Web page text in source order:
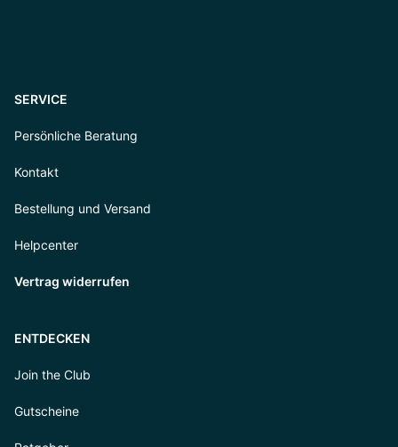
SERVICE
Persönliche Beratung
Kontakt
Bestellung und Versand
Helpcenter
Vertrag widerrufen
ENTDECKEN
Join the Club
Gutscheine